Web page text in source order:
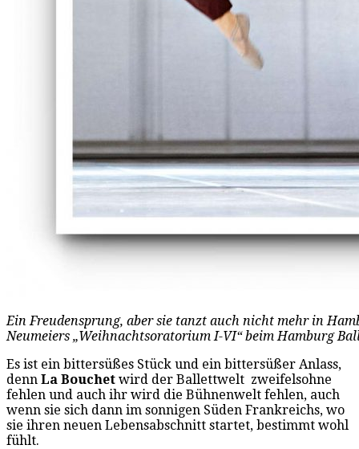
Ein Freudensprung, aber sie tanzt auch nicht mehr in
Neumeiers „Weihnachtsoratorium I-VI“ beim Hamburg
Es ist ein bittersüßes Stück und ein bittersüßer Anlass,
denn La Bouchet wird der Ballettwelt zweifelsohne
fehlen und auch ihr wird die Bühnenwelt fehlen, auch
wenn sie sich dann im sonnigen Süden Frankreichs, wo
sie ihren neuen Lebensabschnitt startet, bestimmt wohl
fühlt.